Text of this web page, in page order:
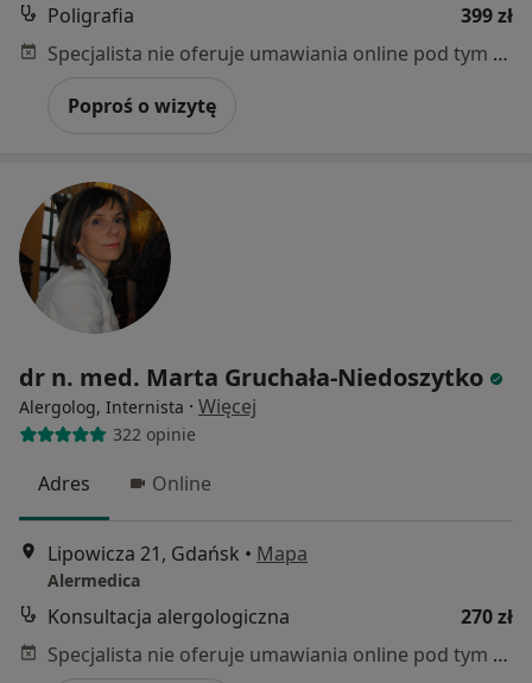
Poligrafia
399 zł
Specjalista nie oferuje umawiania online pod tym adresem.
Poproś o wizytę
dr n. med. Marta Gruchała-Niedoszytko
Alergolog, Internista · Więcej
322 opinie
Adres Online
Lipowicza 21, Gdańsk • Mapa
Alermedica
Konsultacja alergologiczna
270 zł
Specjalista nie oferuje umawiania online pod tym adresem.